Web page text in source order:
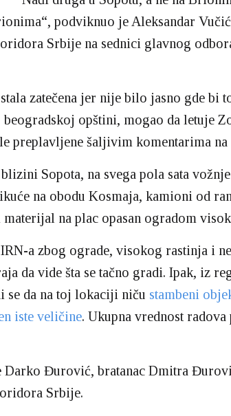
podviknuo je Aleksandar
Srbije na sednici glavnog
zatečena jer nije bilo jasno gde bi
opštini, mogao da letuje
preplavljene šaljivim komentarima
Sopota, na svega pola sata
na obodu Kosmaja, kamioni od
na plac opasan ogradom
a zbog ograde, visokog rastinja i
da vide šta se tačno gradi. Ipak, iz
se da na toj lokaciji niču stambeni
iste veličine. Ukupna vrednost
Darko Đurović, bratanac Dmitra
Srbije.